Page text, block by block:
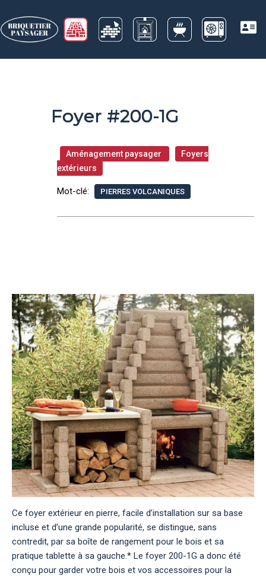
Foyer #200-1G
Aménagement paysager
Foyers
extérieurs
Mot-clé: PIERRES VOLCANIQUES
Ce foyer extérieur en pierre, facile d’installation sur sa base
incluse et d’une grande popularité, se distingue, sans
contredit, par sa boîte de rangement pour le bois et sa
pratique tablette à sa gauche.* Le foyer 200-1G a donc été
conçu pour garder votre bois et vos accessoires pour la